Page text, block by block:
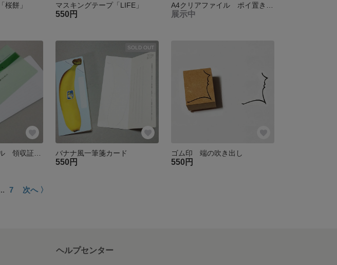
桜餅」 マスキングテープ「LIFE」
550円 展示中
ミニクリアファイル 領収証風RE
SOLD OUT
バナナ風一筆箋カード
550円
ゴム印 端の吹き出し
550円
7 次へ 〉
ヘルプセンター